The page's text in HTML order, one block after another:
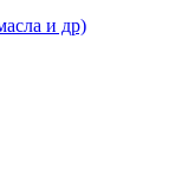
и др)